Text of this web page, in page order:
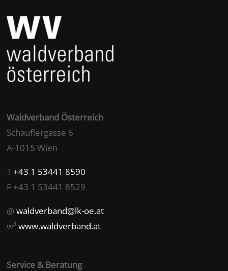
Waldverband Österreich
Schauflergasse 6
A-1015 Wien
T+43 1 53441 8590
F +43 1 53441 8529
@waldverband@lk-oe.at
w³www.waldverband.at
Service & Beratung